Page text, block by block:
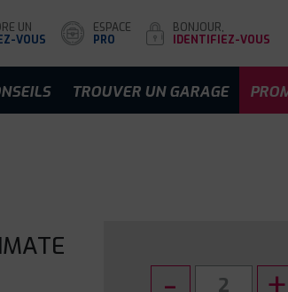
UN
VOUS
ESPACE
PRO
BONJOUR,
IDENTIFIEZ-VOUS
TROUVER UN GARAGE